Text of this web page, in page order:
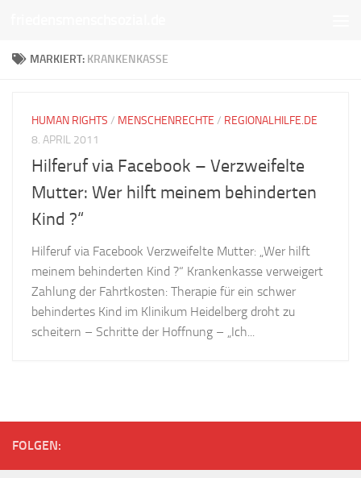
MARKIERT: KRANKENKASSE
HUMAN RIGHTS / MENSCHENRECHTE / REGIONALHILFE.DE
8. APRIL 2011
Hilferuf via Facebook – Verzweifelte
Mutter: Wer hilft meinem behinderten
Kind ?“
Hilferuf via Facebook Verzweifelte Mutter: „Wer hilft
meinem behinderten Kind ?“ Krankenkasse verweigert
Zahlung der Fahrtkosten: Therapie für ein schwer
behindertes Kind im Klinikum Heidelberg droht zu
scheitern – Schritte der Hoffnung – „Ich...
FOLGEN: